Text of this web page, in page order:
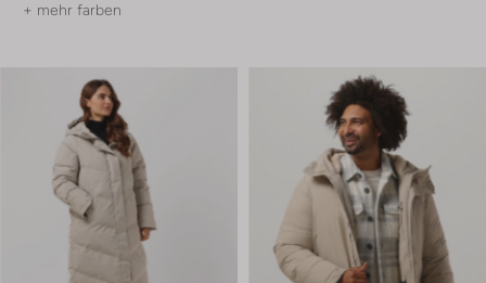
+ mehr farben